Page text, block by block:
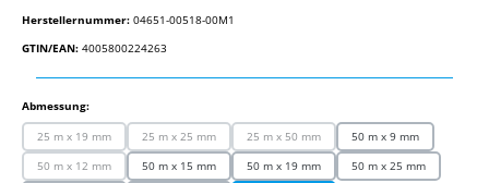
Herstellernummer: 04651-00518-00M1
GTIN/EAN: 4005800224263
Abmessung:auswählen
25 m x 19 mm
(Diese Option ist zurzeit nicht verfügbar.)
25 m x 25 mm
(Diese Option ist zurzeit nicht verfügbar.)
25 m x 50 mm
(Diese Option ist zurzeit nicht verfügbar.)
50 m x 9 mm
50 m x 12 mm
(Diese Option ist zurzeit nicht verfügbar.)
50 m x 15 mm 50 m x 19 mm
50 m x 25 mm